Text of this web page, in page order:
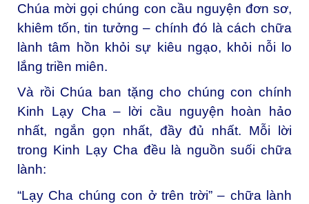
Chúa mời gọi chúng con cầu nguyện đơn sơ,
khiêm tốn, tin tưởng – chính đó là cách chữa
lành tâm hồn khỏi sự kiêu ngạo, khỏi nỗi lo
lắng triền miên.
Và rồi Chúa ban tặng cho chúng con chính
Kinh Lạy Cha – lời cầu nguyện hoàn hảo
nhất, ngắn gọn nhất, đầy đủ nhất. Mỗi lời
trong Kinh Lạy Cha đều là nguồn suối chữa
lành:
“Lạy Cha chúng con ở trên trời” – chữa lành